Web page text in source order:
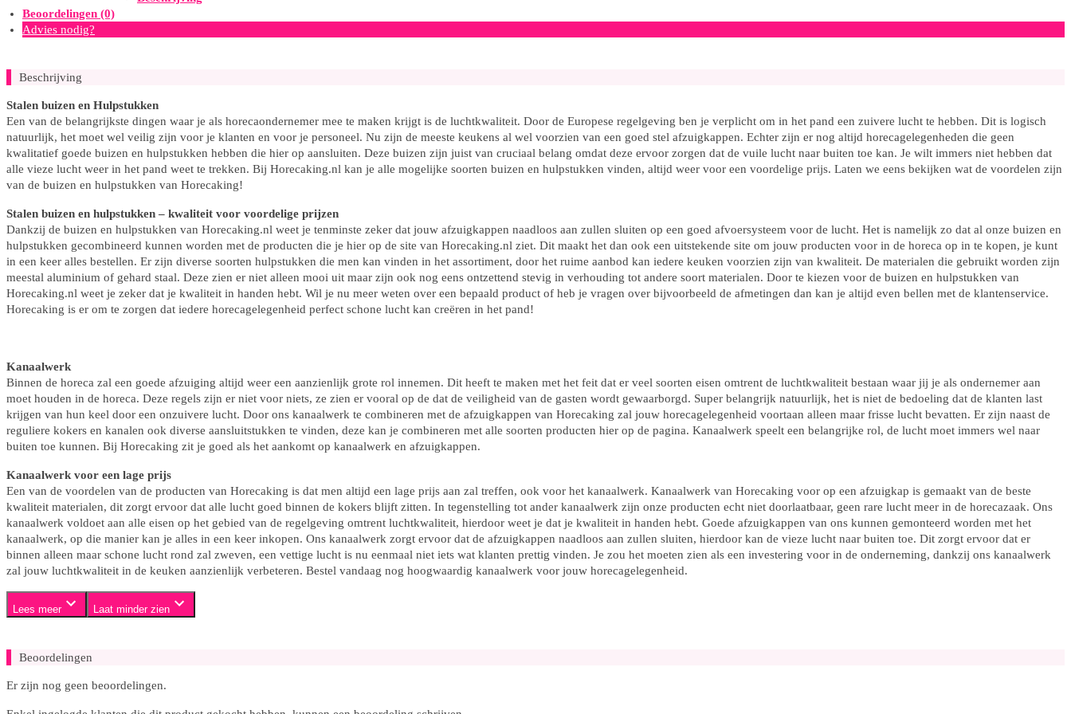
aantalBeoordelingen (0)
Advies nodig?
Beschrijving
Stalen buizen en Hulpstukken
Een van de belangrijkste dingen waar je als horecaondernemer mee te maken krijgt is de luchtkwaliteit. Door de Europese regelgeving ben je verplicht om in het pand een zuivere lucht te hebben. Dit is logisch
natuurlijk, het moet wel veilig zijn voor je klanten en voor je personeel. Nu zijn de meeste keukens al wel voorzien van een goed stel afzuigkappen. Echter zijn er nog altijd horecagelegenheden die geen
kwalitatief goede buizen en hulpstukken hebben die hier op aansluiten. Deze buizen zijn juist van cruciaal belang omdat deze ervoor zorgen dat de vuile lucht naar buiten toe kan. Je wilt immers niet hebben dat
alle vieze lucht weer in het pand weet te trekken. Bij Horecaking.nl kan je alle mogelijke soorten buizen en hulpstukken vinden, altijd weer voor een voordelige prijs. Laten we eens bekijken wat de voordelen zijn
van de buizen en hulpstukken van Horecaking!
Stalen buizen en hulpstukken – kwaliteit voor voordelige prijzen
Dankzij de buizen en hulpstukken van Horecaking.nl weet je tenminste zeker dat jouw afzuigkappen naadloos aan zullen sluiten op een goed afvoersysteem voor de lucht. Het is namelijk zo dat al onze buizen en
hulpstukken gecombineerd kunnen worden met de producten die je hier op de site van Horecaking.nl ziet. Dit maakt het dan ook een uitstekende site om jouw producten voor in de horeca op in te kopen, je kunt
in een keer alles bestellen. Er zijn diverse soorten hulpstukken die men kan vinden in het assortiment, door het ruime aanbod kan iedere keuken voorzien zijn van kwaliteit. De materialen die gebruikt worden zijn
meestal aluminium of gehard staal. Deze zien er niet alleen mooi uit maar zijn ook nog eens ontzettend stevig in verhouding tot andere soort materialen. Door te kiezen voor de buizen en hulpstukken van
Horecaking.nl weet je zeker dat je kwaliteit in handen hebt. Wil je nu meer weten over een bepaald product of heb je vragen over bijvoorbeeld de afmetingen dan kan je altijd even bellen met de klantenservice.
Horecaking is er om te zorgen dat iedere horecagelegenheid perfect schone lucht kan creëren in het pand!
Kanaalwerk
Binnen de horeca zal een goede afzuiging altijd weer een aanzienlijk grote rol innemen. Dit heeft te maken met het feit dat er veel soorten eisen omtrent de luchtkwaliteit bestaan waar jij je als ondernemer aan
moet houden in de horeca. Deze regels zijn er niet voor niets, ze zien er vooral op de dat de veiligheid van de gasten wordt gewaarborgd. Super belangrijk natuurlijk, het is niet de bedoeling dat de klanten last
krijgen van hun keel door een onzuivere lucht. Door ons kanaalwerk te combineren met de afzuigkappen van Horecaking zal jouw horecagelegenheid voortaan alleen maar frisse lucht bevatten. Er zijn naast de
reguliere kokers en kanalen ook diverse aansluitstukken te vinden, deze kan je combineren met alle soorten producten hier op de pagina. Kanaalwerk speelt een belangrijke rol, de lucht moet immers wel naar
buiten toe kunnen. Bij Horecaking zit je goed als het aankomt op kanaalwerk en afzuigkappen.
Kanaalwerk voor een lage prijs
Een van de voordelen van de producten van Horecaking is dat men altijd een lage prijs aan zal treffen, ook voor het kanaalwerk. Kanaalwerk van Horecaking voor op een afzuigkap is gemaakt van de beste
kwaliteit materialen, dit zorgt ervoor dat alle lucht goed binnen de kokers blijft zitten. In tegenstelling tot ander kanaalwerk zijn onze producten echt niet doorlaatbaar, geen rare lucht meer in de horecazaak. Ons
kanaalwerk voldoet aan alle eisen op het gebied van de regelgeving omtrent luchtkwaliteit, hierdoor weet je dat je kwaliteit in handen hebt. Goede afzuigkappen van ons kunnen gemonteerd worden met het
kanaalwerk, op die manier kan je alles in een keer inkopen. Ons kanaalwerk zorgt ervoor dat de afzuigkappen naadloos aan zullen sluiten, hierdoor kan de vieze lucht naar buiten toe. Dit zorgt ervoor dat er
binnen alleen maar schone lucht rond zal zweven, een vettige lucht is nu eenmaal niet iets wat klanten prettig vinden. Je zou het moeten zien als een investering voor in de onderneming, dankzij ons kanaalwerk
zal jouw luchtkwaliteit in de keuken aanzienlijk verbeteren. Bestel vandaag nog hoogwaardig kanaalwerk voor jouw horecagelegenheid.
Lees meer Laat minder zien
Beoordelingen
Er zijn nog geen beoordelingen.